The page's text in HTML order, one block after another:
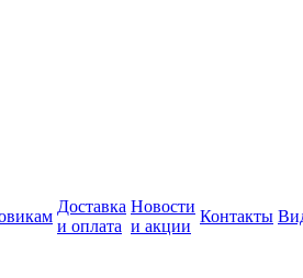
Доставка
и оплата
Новости
и акции
Контакты